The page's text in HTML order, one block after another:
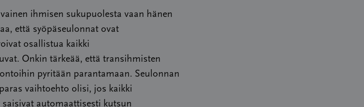
ihmisen sukupuolesta vaan hänen
että syöpäseulonnat ovat
osallistua kaikki
Onkin tärkeää, että transihmisten
pyritään parantamaan. Seulonnan
vaihtoehto olisi, jos kaikki
automaattisesti kutsun